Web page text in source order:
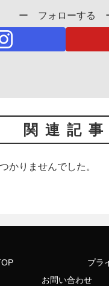
ー フォローする
関連記事
かりませんでした。
プラ
お問い合わせ